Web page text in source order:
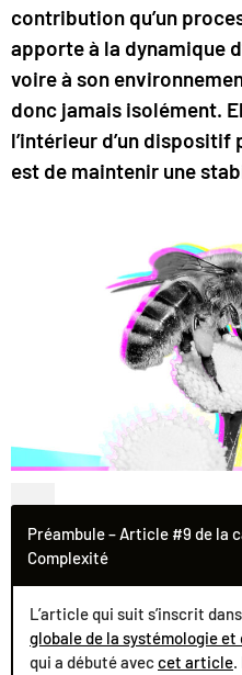
contribution qu’un
apporte à la dynamique
voire à son
donc jamais isolément.
l’intérieur d’un
est de maintenir une
Préambule – Article #9 de la
Complexité
L’article qui suit s’inscrit
globale de la systémologie
qui a débuté aveccet article.